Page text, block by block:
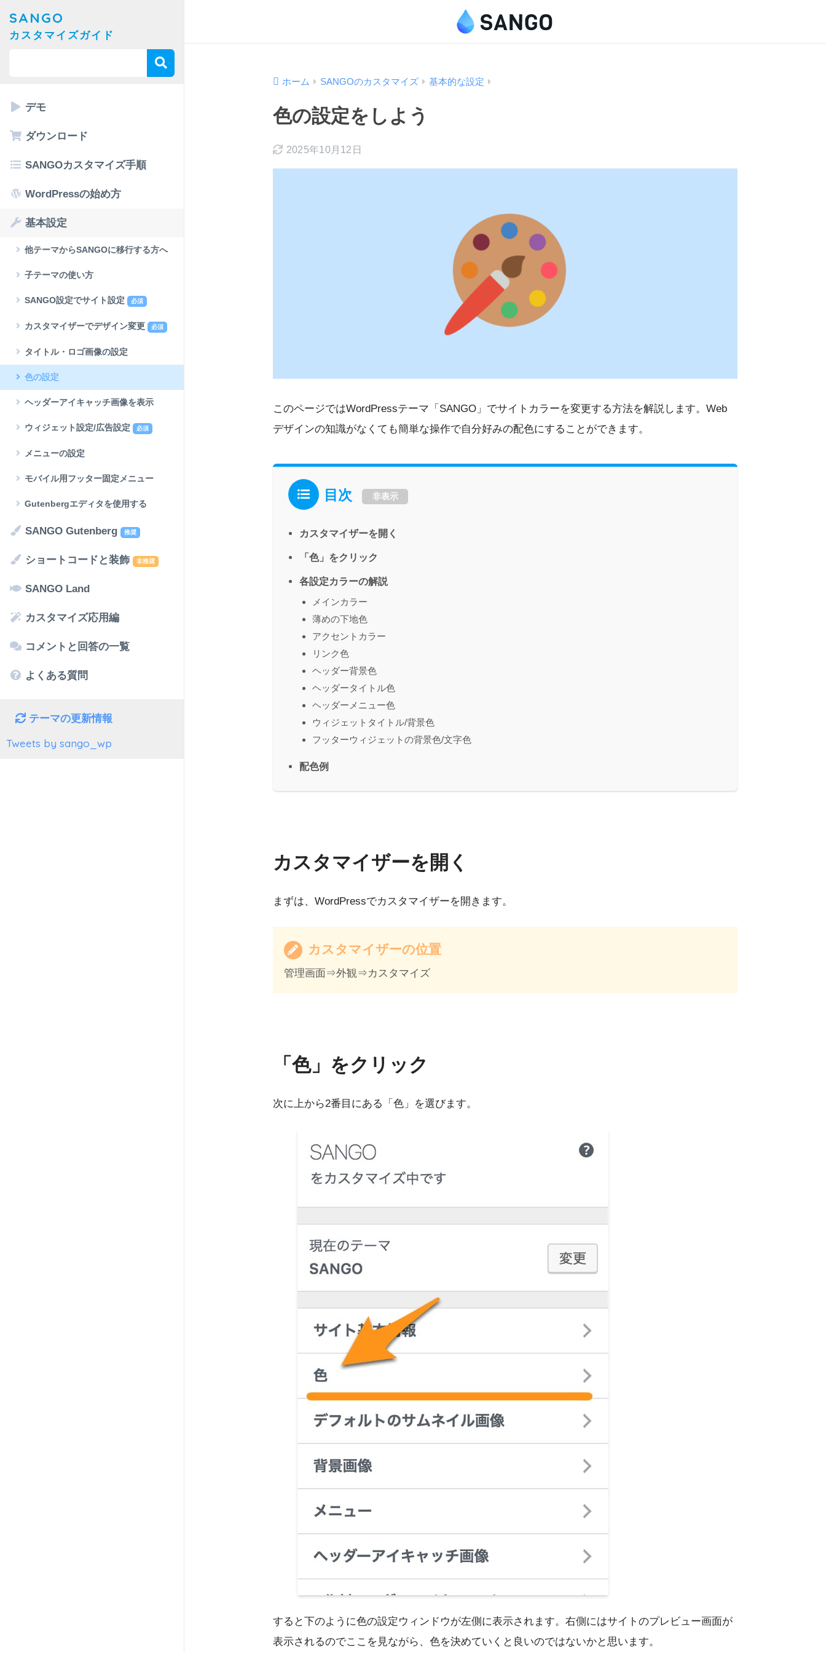
SANGO
カスタマイズガイド
デモ
ダウンロード
SANGOカスタマイズ手順
WordPressの始め方
基本設定
他テーマからSANGOに移行する方へ
子テーマの使い方
SANGO設定でサイト設定 必須
カスタマイザーでデザイン変更 必須
タイトル・ロゴ画像の設定
色の設定
ヘッダーアイキャッチ画像を表示
ウィジェット設定/広告設定 必須
メニューの設定
モバイル用フッター固定メニュー
Gutenbergエディタを使用する
SANGO Gutenberg 推奨
ショートコードと装飾 非推奨
SANGO Land
カスタマイズ応用編
コメントと回答の一覧
よくある質問
テーマの更新情報
Tweets by sango_wp
ホーム SANGOのカスタマイズ 基本的な設定
色の設定をしよう
2025年10月12日
このページではWordPressテーマ「SANGO」でサイトカラーを変更する方法を解説します。Web
デザインの知識がなくても簡単な操作で自分好みの配色にすることができます。
目次 非表示
カスタマイザーを開く
「色」をクリック
各設定カラーの解説
メインカラー
薄めの下地色
アクセントカラー
リンク色
ヘッダー背景色
ヘッダータイトル色
ヘッダーメニュー色
ウィジェットタイトル/背景色
フッターウィジェットの背景色/文字色
配色例
カスタマイザーを開く
まずは、WordPressでカスタマイザーを開きます。
カスタマイザーの位置
管理画面⇒外観⇒カスタマイズ
「色」をクリック
次に上から2番目にある「色」を選びます。
すると下のように色の設定ウィンドウが左側に表示されます。右側にはサイトのプレビュー画面が
表示されるのでここを見ながら、色を決めていくと良いのではないかと思います。